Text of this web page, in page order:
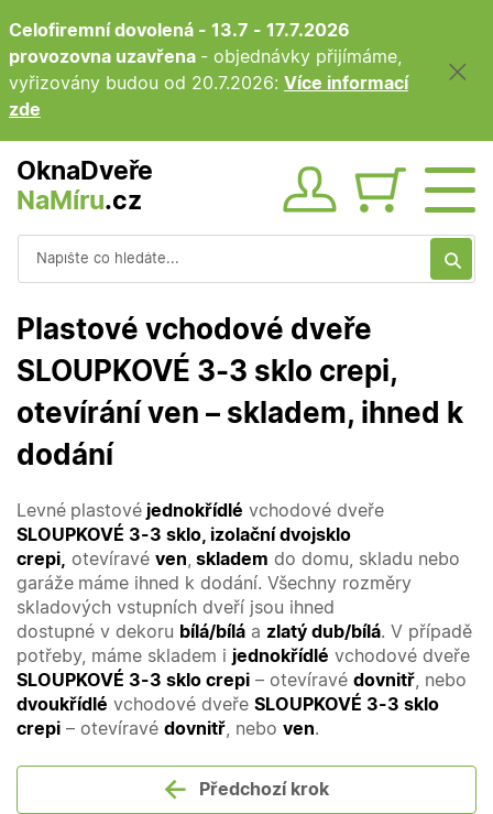
Celofiremní dovolená - 13.7 - 17.7.2026
provozovna uzavřena - objednávky přijímáme,
vyřizovány budou od 20.7.2026: Více informací
zde
OknaDveře
NaMíru.cz Obsah
Plastové vchodové dveře
SLOUPKOVÉ 3-3 sklo crepi,
otevírání ven – skladem, ihned k
dodání
Levné plastové jednokřídlé vchodové dveře
SLOUPKOVÉ 3-3 sklo, izolační dvojsklo
crepi,
otevíravé ven skladem do domu, skladu nebo
garáže máme ihned k dodání. Všechny rozměry
skladových vstupních dveří jsou ihned
dostupné v dekoru bílá/bílá a zlatý dub/bílá. V případě
potřeby, máme skladem i jednokřídlé vchodové dveře
SLOUPKOVÉ 3-3 sklo crepi – otevíravé dovnitř , nebo
dvoukřídlé vchodové dveře SLOUPKOVÉ 3-3 sklo
crepi – otevíravé dovnitř , nebo ven.
Předchozí krok